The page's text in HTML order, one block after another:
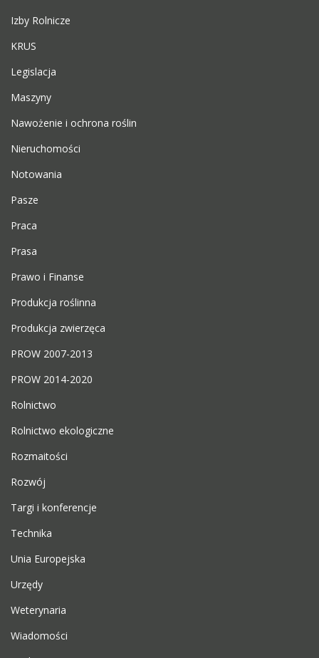
Izby Rolnicze
KRUS
Legislacja
Maszyny
Nawożenie i ochrona roślin
Nieruchomości
Notowania
Pasze
Praca
Prasa
Prawo i Finanse
Produkcja roślinna
Produkcja zwierzęca
PROW 2007-2013
PROW 2014-2020
Rolnictwo
Rolnictwo ekologiczne
Rozmaitości
Rozwój
Targi i konferencje
Technika
Unia Europejska
Urzędy
Weterynaria
Wiadomości